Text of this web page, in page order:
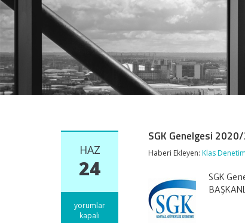
HAZ
24
SGK
Genelgesi
yorumlar
kapalı
SGK Genelgesi
Haberi Ekleyen:Klas Denetim
SGK